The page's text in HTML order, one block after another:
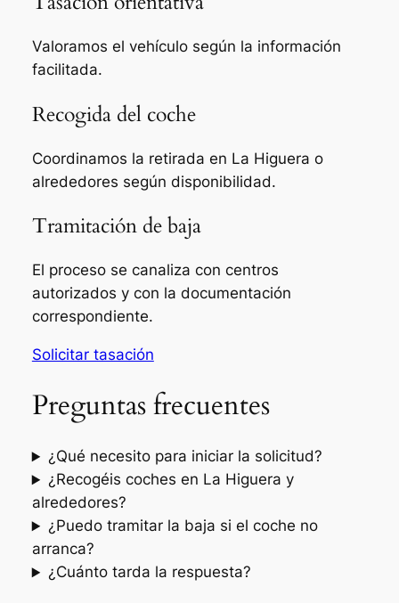
Valoramos el vehículo según la información
facilitada.
Recogida del coche
Coordinamos la retirada en La Higuera o
alrededores según disponibilidad.
Tramitación de baja
El proceso se canaliza con centros
autorizados y con la documentación
correspondiente.
Solicitar tasación
Preguntas frecuentes
¿Qué necesito para iniciar la solicitud?
¿Recogéis coches en La Higuera y
alrededores?
¿Puedo tramitar la baja si el coche no
arranca?
¿Cuánto tarda la respuesta?